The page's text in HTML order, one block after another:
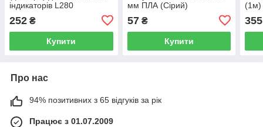
індикаторів L280
252 ₴
Купити
мм ПЛА (Сірий)
57₴
Купити
(1м)
355
Про нас
94% позитивних з 65 відгуків за рік
Працює з 01.07.2009